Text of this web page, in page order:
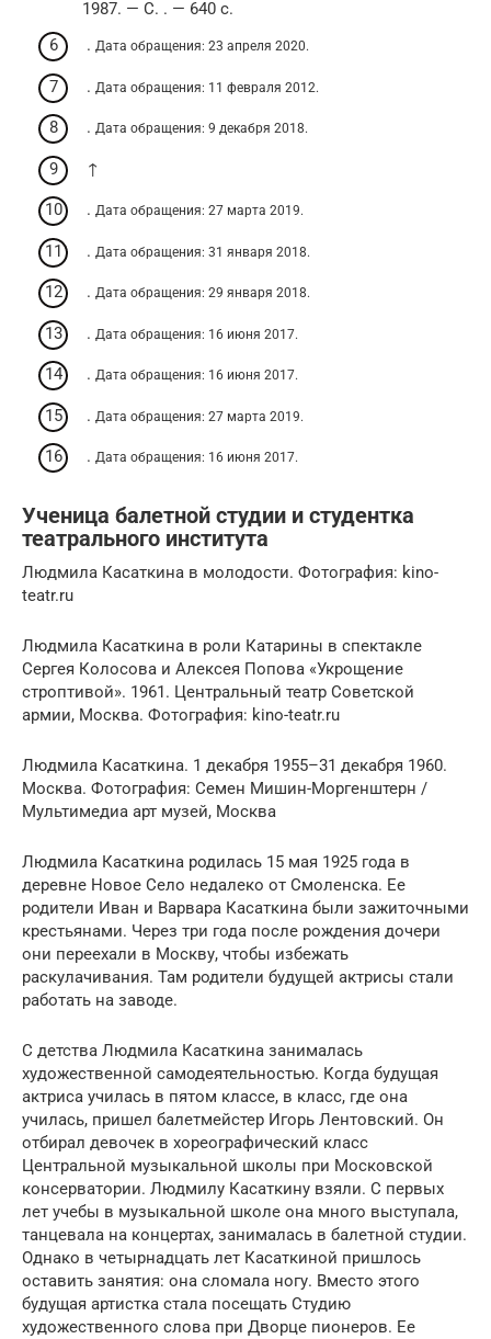
1987. — С. . — 640 с.
. Дата обращения: 23 апреля 2020.
. Дата обращения: 11 февраля 2012.
. Дата обращения: 9 декабря 2018.
↑
. Дата обращения: 27 марта 2019.
. Дата обращения: 31 января 2018.
. Дата обращения: 29 января 2018.
. Дата обращения: 16 июня 2017.
. Дата обращения: 16 июня 2017.
. Дата обращения: 27 марта 2019.
. Дата обращения: 16 июня 2017.
Ученица балетной студии и студентка
театрального института
Людмила Касаткина в молодости. Фотография: kino-
teatr.ru
Людмила Касаткина в роли Катарины в спектакле
Сергея Колосова и Алексея Попова «Укрощение
строптивой». 1961. Центральный театр Советской
армии, Москва. Фотография: kino-teatr.ru
Людмила Касаткина. 1 декабря 1955–31 декабря 1960.
Москва. Фотография: Семен Мишин-Моргенштерн /
Мультимедиа арт музей, Москва
Людмила Касаткина родилась 15 мая 1925 года в
деревне Новое Село недалеко от Смоленска. Ее
родители Иван и Варвара Касаткина были зажиточными
крестьянами. Через три года после рождения дочери
они переехали в Москву, чтобы избежать
раскулачивания. Там родители будущей актрисы стали
работать на заводе.
С детства Людмила Касаткина занималась
художественной самодеятельностью. Когда будущая
актриса училась в пятом классе, в класс, где она
училась, пришел балетмейстер Игорь Лентовский. Он
отбирал девочек в хореографический класс
Центральной музыкальной школы при Московской
консерватории. Людмилу Касаткину взяли. С первых
лет учебы в музыкальной школе она много выступала,
танцевала на концертах, занималась в балетной студии.
Однако в четырнадцать лет Касаткиной пришлось
оставить занятия: она сломала ногу. Вместо этого
будущая артистка стала посещать Студию
художественного слова при Дворце пионеров. Ее